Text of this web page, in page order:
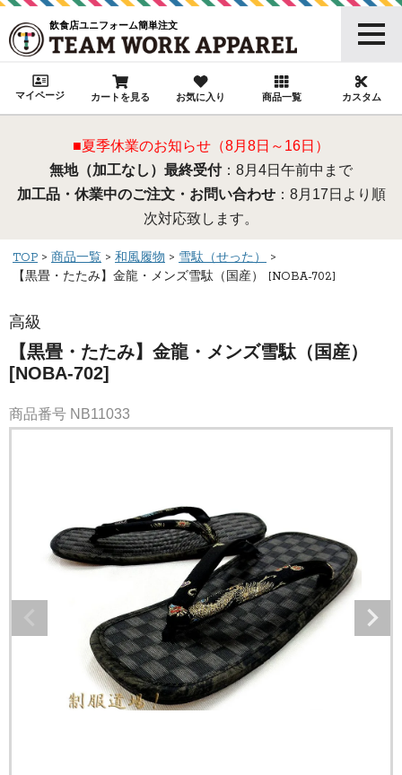
飲食店ユニフォーム簡単注文
マイページ カートを見る お気に入り 商品一覧 カスタム
■夏季休業のお知らせ（8月8日～16日）
無地（加工なし）最終受付：8月4日午前中まで
加工品・休業中のご注文・お問い合わせ：8月17日より順
次対応致します。
TOP 商品一覧 和風履物
雪駄（せった）
【黒畳・たたみ】金龍・メンズ雪駄（国産） [NOBA-702]
高級
【黒畳・たたみ】金龍・メンズ雪駄（国産）
[NOBA-702]
商品番号 NB11033